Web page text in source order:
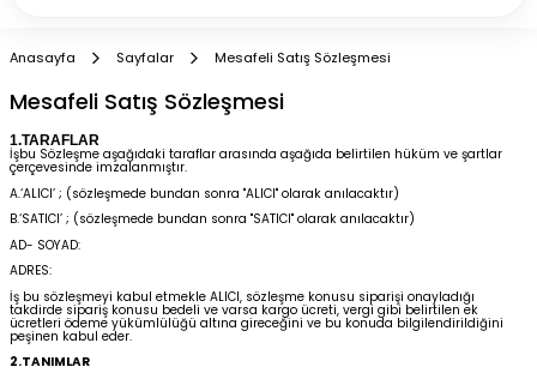
Çorap
Anasayfa Sayfalar Mesafeli Satış Sözleşmesi
Mesafeli Satış Sözleşmesi
1.TARAFLAR
İşbu Sözleşme aşağıdaki taraflar arasında aşağıda belirtilen hüküm ve şartlar
çerçevesinde imzalanmıştır.
A.‘ALICI’ ; (sözleşmede bundan sonra "ALICI" olarak anılacaktır)
B.‘SATICI’ ; (sözleşmede bundan sonra "SATICI" olarak anılacaktır)
AD- SOYAD:
ADRES:
İş bu sözleşmeyi kabul etmekle ALICI, sözleşme konusu siparişi onayladığı
takdirde sipariş konusu bedeli ve varsa kargo ücreti, vergi gibi belirtilen ek
ücretleri ödeme yükümlülüğü altına gireceğini ve bu konuda bilgilendirildiğini
peşinen kabul eder.
2.TANIMLAR